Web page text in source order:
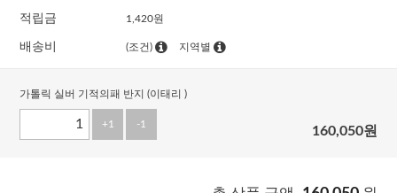
적립금 1,420원
배송비 (조건) 지역별
가톨릭 실버 기적의패 반지 (이태리 )
+1 -1 160,050원